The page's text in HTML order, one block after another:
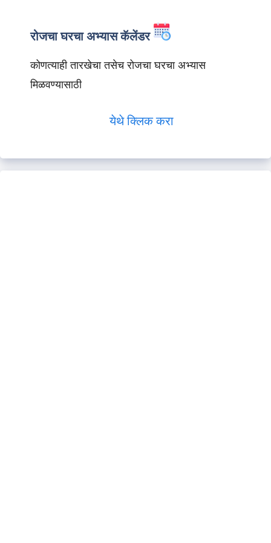
रोजचा घरचा अभ्यास कॅलेंडर
कोणत्याही तारखेचा तसेच रोजचा घरचा अभ्यास
मिळवण्यासाठी
येथे क्लिक करा